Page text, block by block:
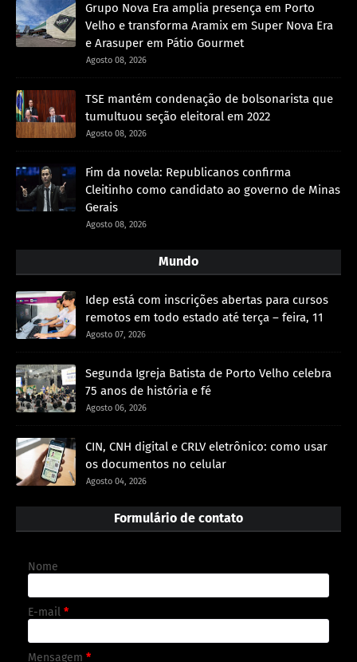
Grupo Nova Era amplia presença em Porto
Velho e transforma Aramix em Super Nova Era
e Arasuper em Pátio Gourmet
Agosto 08, 2026
TSE mantém condenação de bolsonarista que
tumultuou seção eleitoral em 2022
Agosto 08, 2026
Fim da novela: Republicanos confirma
Cleitinho como candidato ao governo de Minas
Gerais
Agosto 08, 2026
Mundo
Idep está com inscrições abertas para cursos
remotos em todo estado até terça – feira, 11
Agosto 07, 2026
Segunda Igreja Batista de Porto Velho celebra
75 anos de história e fé
Agosto 06, 2026
CIN, CNH digital e CRLV eletrônico: como usar
os documentos no celular
Agosto 04, 2026
Formulário de contato
Nome
E-mail *
Mensagem *